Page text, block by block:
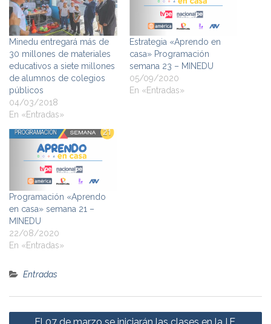
Minedu entregará más de
30 millones de materiales
educativos a siete millones
de alumnos de colegios
públicos
04/03/2018
En «Entradas»
Estrategia «Aprendo en
casa» Programación
semana 23 – MINEDU
05/09/2020
En «Entradas»
Programación «Aprendo
en casa» semana 21 –
MINEDU
22/08/2020
En «Entradas»
Entradas
Navegación